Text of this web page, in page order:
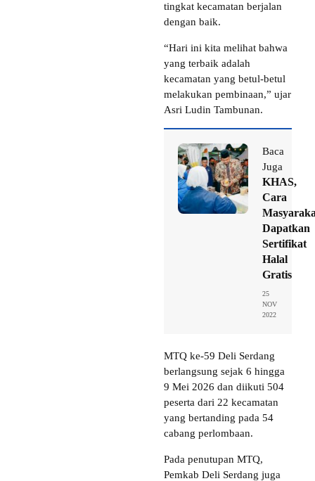
tingkat kecamatan berjalan
dengan baik.
“Hari ini kita melihat bahwa
yang terbaik adalah
kecamatan yang betul-betul
melakukan pembinaan,” ujar
Asri Ludin Tambunan.
Baca
Juga
KHAS,
Cara
Dapatkan
Sertifikat
Halal
Gratis
25
NOV
2022
MTQ ke-59 Deli Serdang
berlangsung sejak 6 hingga
9 Mei 2026 dan diikuti 504
peserta dari 22 kecamatan
yang bertanding pada 54
cabang perlombaan.
Pada penutupan MTQ,
Pemkab Deli Serdang juga